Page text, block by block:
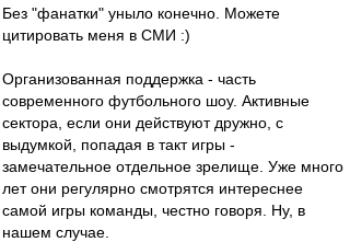
Без "фанатки" уныло конечно. Можете
цитировать меня в СМИ :)
Организованная поддержка - часть
современного футбольного шоу. Активные
сектора, если они действуют дружно, с
выдумкой, попадая в такт игры -
замечательное отдельное зрелище. Уже много
лет они регулярно смотрятся интереснее
самой игры команды, честно говоря. Ну, в
нашем случае.